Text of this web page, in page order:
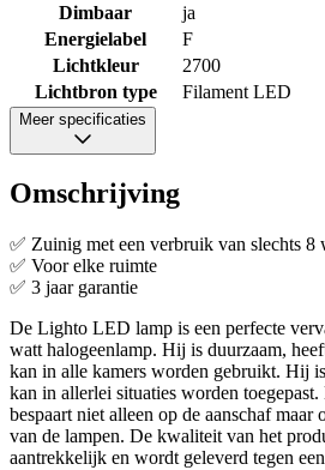
Dimbaar
ja
Energielabel
F
Lichtkleur
2700
Lichtbron type
Filament LED
Meer specificaties
Omschrijving
✅ Zuinig met een verbruik van slechts 8
✅ Voor elke ruimte
✅ 3 jaar garantie
De Lighto LED lamp is een perfecte
watt halogeenlamp. Hij is duurzaam,
kan in alle kamers worden gebruikt. Hij
kan in allerlei situaties worden
bespaart niet alleen op de aanschaf
van de lampen. De kwaliteit van het
aantrekkelijk en wordt geleverd tegen